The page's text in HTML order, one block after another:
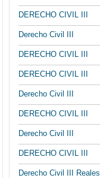
DERECHO CIVIL III
Derecho Civil III
DERECHO CIVIL III
DERECHO CIVIL III
Derecho Civil III
DERECHO CIVIL III
Derecho Civil III
DERECHO CIVIL III
Derecho Civil III Reales